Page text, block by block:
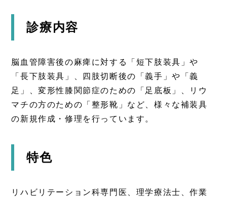
診療内容
脳血管障害後の麻痺に対する「短下肢装具」や
「長下肢装具」、四肢切断後の「義手」や「義
足」、変形性膝関節症のための「足底板」、リウ
マチの方のための「整形靴」など、様々な補装具
の新規作成・修理を行っています。
特色
リハビリテーション科専門医、理学療法士、作業